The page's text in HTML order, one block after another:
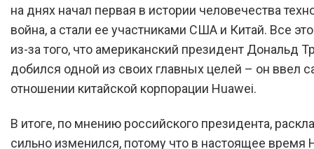
на днях начал первая в истории человечества
война, а стали ее участниками США и Китай. Все
из-за того, что американский президент Дональд
добился одной из своих главных целей – он ввел
отношении китайской корпорации Huawei.
В итоге, по мнению российского президента,
сильно изменился, потому что в настоящее время